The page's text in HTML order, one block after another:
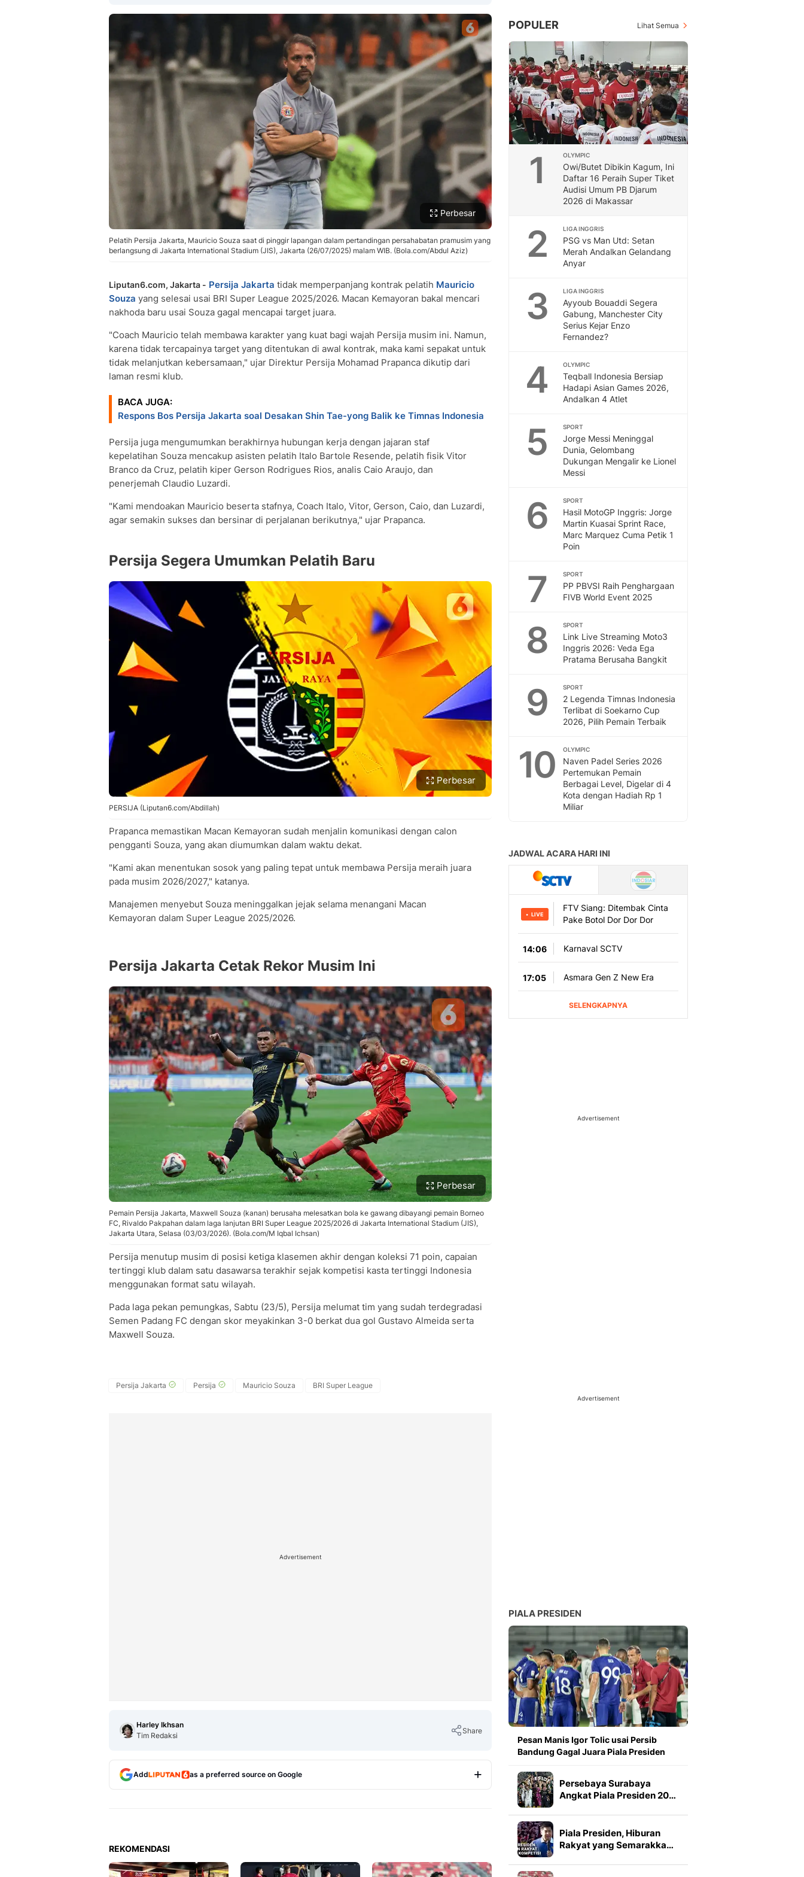
Copy Link
Perbesar
Pelatih Persija Jakarta, Mauricio Souza saat di pinggir lapangan dalam pertandingan persahabatan pramusim yang
berlangsung di Jakarta International Stadium (JIS), Jakarta (26/07/2025) malam WIB. (Bola.com/Abdul Aziz)
Liputan6.com, Jakarta - Persija Jakarta tidak memperpanjang kontrak pelatih Mauricio
Souza yang selesai usai BRI Super League 2025/2026. Macan Kemayoran bakal mencari
nakhoda baru usai Souza gagal mencapai target juara.
"Coach Mauricio telah membawa karakter yang kuat bagi wajah Persija musim ini. Namun,
karena tidak tercapainya target yang ditentukan di awal kontrak, maka kami sepakat untuk
tidak melanjutkan kebersamaan," ujar Direktur Persija Mohamad Prapanca dikutip dari
laman resmi klub.
BACA JUGA:
Respons Bos Persija Jakarta soal Desakan Shin Tae-yong Balik ke Timnas Indonesia
Persija juga mengumumkan berakhirnya hubungan kerja dengan jajaran staf
kepelatihan Souza mencakup asisten pelatih Italo Bartole Resende, pelatih fisik Vitor
Branco da Cruz, pelatih kiper Gerson Rodrigues Rios, analis Caio Araujo, dan
penerjemah Claudio Luzardi.
"Kami mendoakan Mauricio beserta stafnya, Coach Italo, Vitor, Gerson, Caio, dan Luzardi,
agar semakin sukses dan bersinar di perjalanan berikutnya," ujar Prapanca.
Persija Segera Umumkan Pelatih Baru
Perbesar
PERSIJA (Liputan6.com/Abdillah)
Prapanca memastikan Macan Kemayoran sudah menjalin komunikasi dengan calon
pengganti Souza, yang akan diumumkan dalam waktu dekat.
"Kami akan menentukan sosok yang paling tepat untuk membawa Persija meraih juara
pada musim 2026/2027," katanya.
Manajemen menyebut Souza meninggalkan jejak selama menangani Macan
Kemayoran dalam Super League 2025/2026.
Persija Jakarta Cetak Rekor Musim Ini
Perbesar
Pemain Persija Jakarta, Maxwell Souza (kanan) berusaha melesatkan bola ke gawang dibayangi pemain Borneo
FC, Rivaldo Pakpahan dalam laga lanjutan BRI Super League 2025/2026 di Jakarta International Stadium (JIS),
Jakarta Utara, Selasa (03/03/2026). (Bola.com/M Iqbal Ichsan)
Persija menutup musim di posisi ketiga klasemen akhir dengan koleksi 71 poin, capaian
tertinggi klub dalam satu dasawarsa terakhir sejak kompetisi kasta tertinggi Indonesia
menggunakan format satu wilayah.
Pada laga pekan pemungkas, Sabtu (23/5), Persija melumat tim yang sudah terdegradasi
Semen Padang FC dengan skor meyakinkan 3-0 berkat dua gol Gustavo Almeida serta
Maxwell Souza.
Persija Jakarta Persija Mauricio Souza BRI Super League
Advertisement
Harley Ikhsan
Tim Redaksi
Share
Add as a preferred source on Google
REKOMENDASI
POPULER Lihat Semua
1 OLYMPIC
Owi/Butet Dibikin Kagum, Ini
Daftar 16 Peraih Super Tiket
Audisi Umum PB Djarum
2026 di Makassar
2 LIGA INGGRIS
PSG vs Man Utd: Setan
Merah Andalkan Gelandang
Anyar
3 LIGA INGGRIS
Ayyoub Bouaddi Segera
Gabung, Manchester City
Serius Kejar Enzo
Fernandez?
4 OLYMPIC
Teqball Indonesia Bersiap
Hadapi Asian Games 2026,
Andalkan 4 Atlet
5 SPORT
Jorge Messi Meninggal
Dunia, Gelombang
Dukungan Mengalir ke Lionel
Messi
6 SPORT
Hasil MotoGP Inggris: Jorge
Martin Kuasai Sprint Race,
Marc Marquez Cuma Petik 1
Poin
7 SPORT
PP PBVSI Raih Penghargaan
FIVB World Event 2025
8 SPORT
Link Live Streaming Moto3
Inggris 2026: Veda Ega
Pratama Berusaha Bangkit
9 SPORT
2 Legenda Timnas Indonesia
Terlibat di Soekarno Cup
2026, Pilih Pemain Terbaik
10 OLYMPIC
Naven Padel Series 2026
Pertemukan Pemain
Berbagai Level, Digelar di 4
Kota dengan Hadiah Rp 1
Miliar
Advertisement
Advertisement
PIALA PRESIDEN
Pesan Manis Igor Tolic usai Persib
Bandung Gagal Juara Piala Presiden
Persebaya Surabaya
Angkat Piala Presiden 20…
Piala Presiden, Hiburan
Rakyat yang Semarakka…